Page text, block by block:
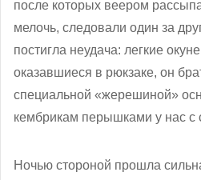
после которых веером
мелочь, следовали один за
постигла неудача: легкие
оказавшиеся в рюкзаке, он
специальной «жерешиной»
кембрикам перышками у нас с
Ночью стороной прошла